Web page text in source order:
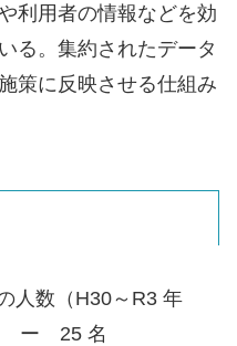
利用者の情報などを効
る。集約されたデータ
策に反映させる仕組み
人数（H30～R3 年
ー 25 名